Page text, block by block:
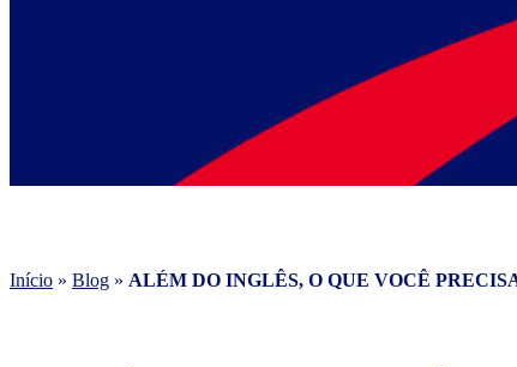
Início » Blog » ALÉM DO INGLÊS, O QUE VOCÊ